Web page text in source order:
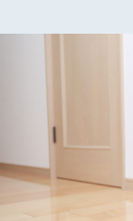
ニュース
幼稚園・保
こそだて